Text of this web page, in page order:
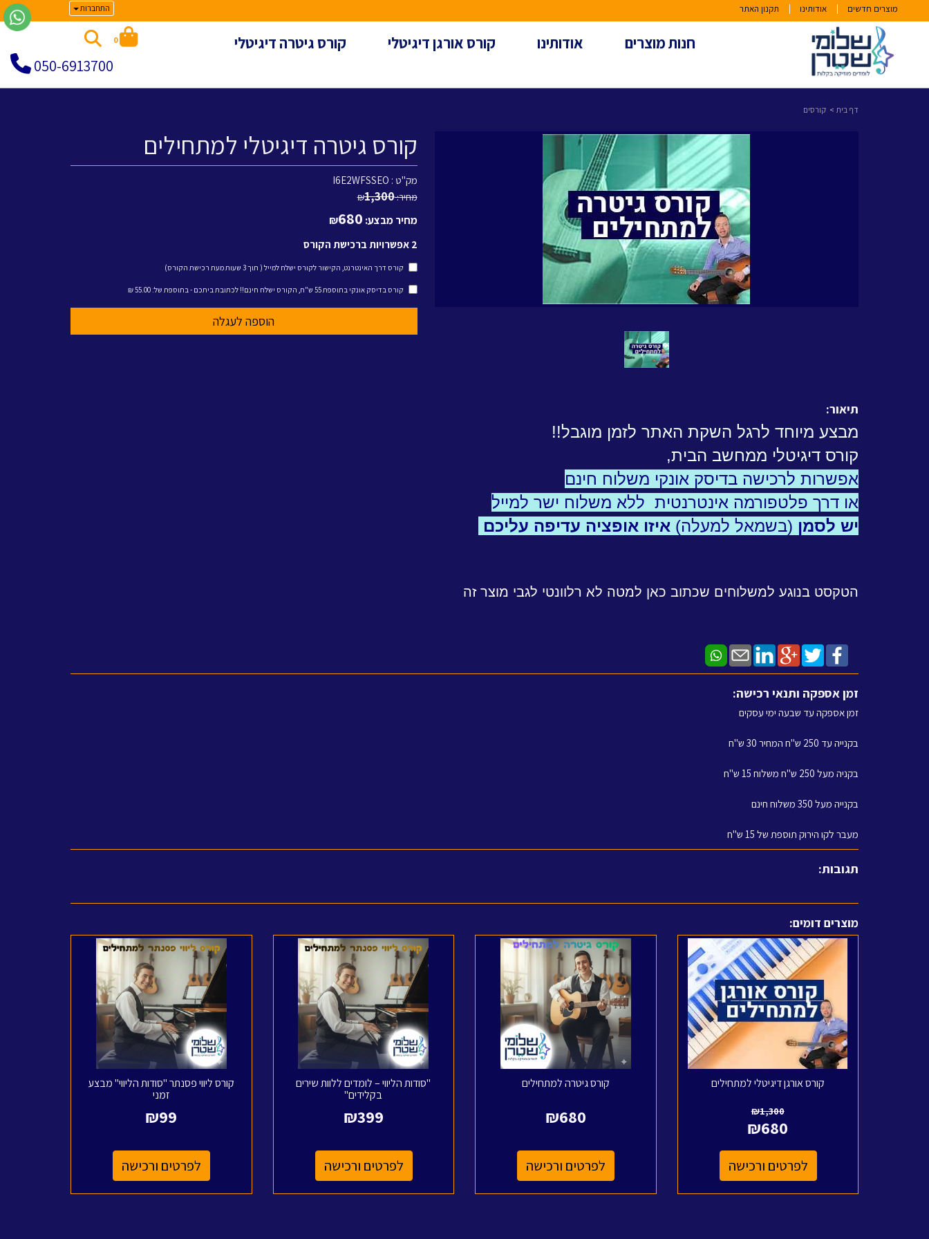
התחברות מוצרים חדשים אודותינו תקנון האתר
חנות מוצרים אודותינו קורס אורגן דיגיטלי קורס גיטרה דיגיטלי 0
050-6913700
דף בית קורסים
קורס גיטרה דיגיטלי למתחילים
מק"ט : I6E2WFSSEO
מחיר: ₪1,300
מחיר מבצע: ₪680
2 אפשרויות ברכישת הקורס
קורס דרך האינטרנט, הקישור לקורס ישלח למייל ( תוך 3 שעות מעת רכישת הקורס)
קורס בדיסק אונקי בתוספת 55 ש"ח, הקורס ישלח חינם!! לכתובת ביתכם - בתוספת של: 55.00 ₪
תיאור:
מבצע מיוחד לרגל השקת האתר לזמן מוגבל!!
קורס דיגיטלי ממחשב הבית,
אפשרות לרכישה בדיסק אונקי משלוח חינם
או דרך פלטפורמה אינטרנטית ללא משלוח ישר למייל
יש לסמן (בשמאל למעלה) איזו אופציה עדיפה עליכם
הטקסט בנוגע למשלוחים שכתוב כאן למטה לא רלוונטי לגבי מוצר זה
זמן אספקה ותנאי רכישה:
זמן אספקה עד שבעה ימי עסקים
בקנייה עד 250 ש"ח המחיר 30 ש"ח
בקניה מעל 250 ש"ח משלוח 15 ש"ח
בקנייה מעל 350 משלוח חינם
מעבר לקו הירוק תוספת של 15 ש"ח
תגובות:
מוצרים דומים:
קורס אורגן דיגיטלי למתחילים
₪1,300
₪680
לפרטים ורכישה
קורס גיטרה למתחילים
₪680
לפרטים ורכישה
"סודות הליווי – לומדים ללוות שירים
בקלידים"
₪399
לפרטים ורכישה
קורס ליווי פסנתר "סודות הליווי" מבצע
זמני
₪99
לפרטים ורכישה